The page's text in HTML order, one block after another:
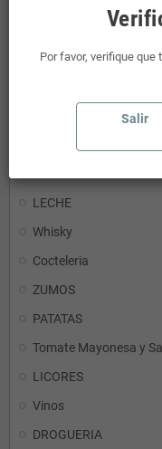
PASTAS Y DERIVADOS
CHOCOLATES
LECHE
Whisky
Cocteleria
ZUMOS
PATATAS
Tomate Mayonesa y
LICORES
Vinos
DROGUERIA
Por favor, verifique
Salir